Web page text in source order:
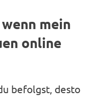
mein
online
befolgst, desto